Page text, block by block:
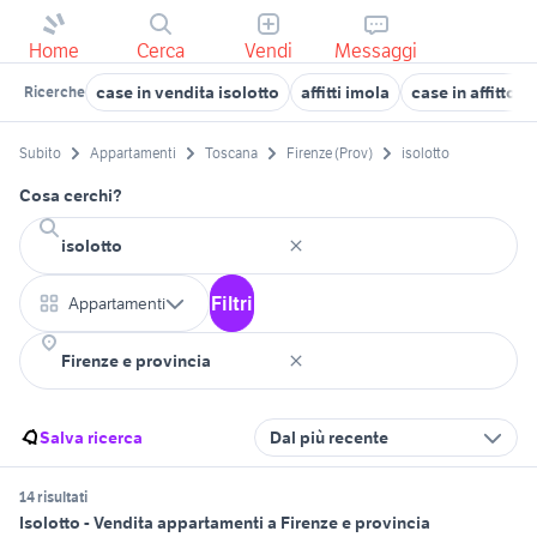
Home Cerca Vendi Messaggi
Ricerche case in vendita isolotto affitti imola case in affitto
Subito Appartamenti Toscana Firenze (Prov) isolotto
Cosa cerchi?
Appartamenti Filtri
Salva ricerca Dal più recente
14 risultati
Isolotto - Vendita appartamenti a Firenze e provincia